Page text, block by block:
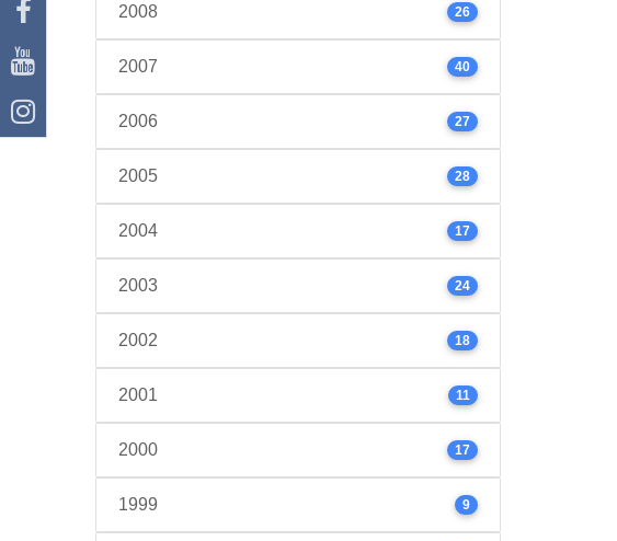
2008 26
2007 40
2006 27
2005 28
2004 17
2003 24
2002 18
2001 11
2000 17
1999 9